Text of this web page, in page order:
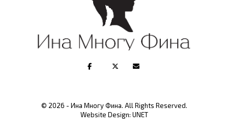
© 2026 - Ина Многу Фина. All Rights Reserved.
Website Design: UNET